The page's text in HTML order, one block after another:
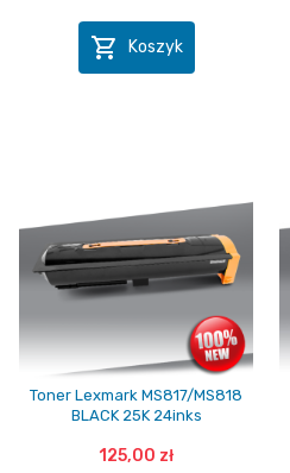
 Koszyk
Toner Lexmark MS817/MS818
BLACK 25K 24inks
125,00 zł